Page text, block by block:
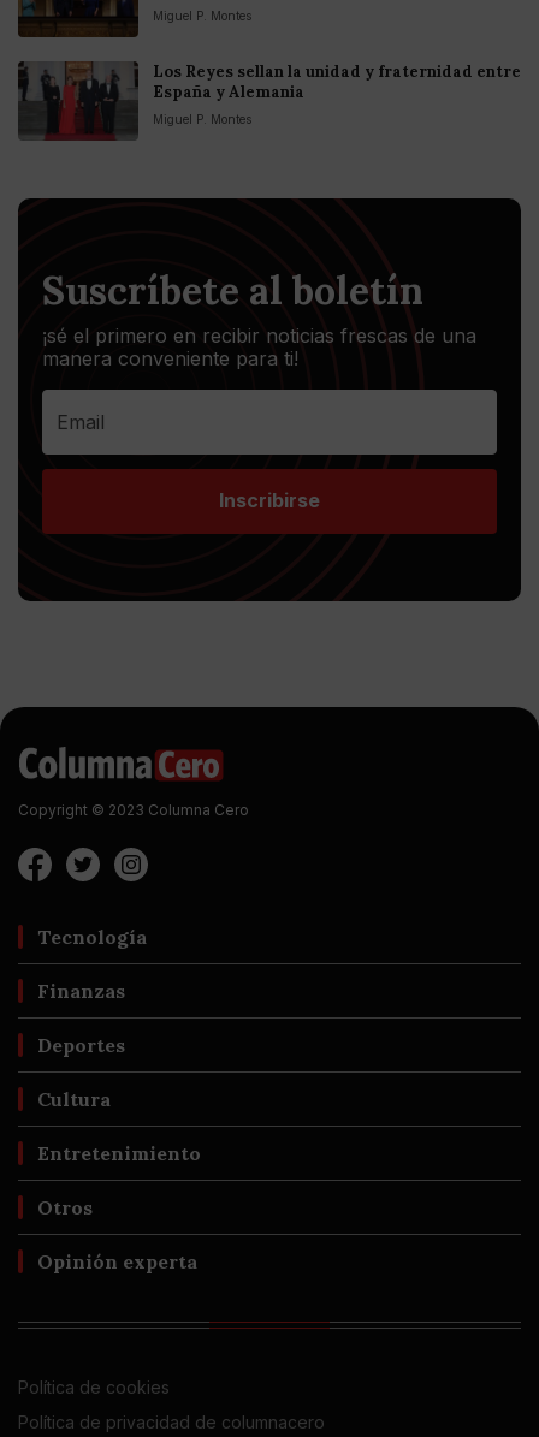
Miguel P. Montes
Los Reyes sellan la unidad y fraternidad entre
España y Alemania
Miguel P. Montes
Suscríbete al boletín
¡sé el primero en recibir noticias frescas de una
manera conveniente para ti!
Inscribirse
Copyright © 2023 Columna Cero
Tecnología
Finanzas
Deportes
Cultura
Entretenimiento
Otros
Opinión experta
Política de cookies
Política de privacidad de columnacero